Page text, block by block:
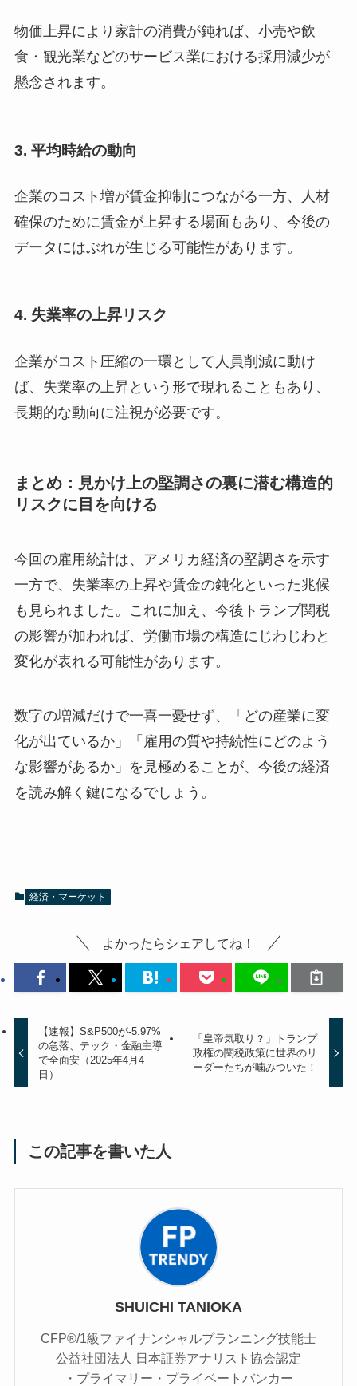
物価上昇により家計の消費が鈍れば、小売や飲
食・観光業などのサービス業における採用減少が
懸念されます。
3. 平均時給の動向
企業のコスト増が賃金抑制につながる一方、人材
確保のために賃金が上昇する場面もあり、今後の
データにはぶれが生じる可能性があります。
4. 失業率の上昇リスク
企業がコスト圧縮の一環として人員削減に動け
ば、失業率の上昇という形で現れることもあり、
長期的な動向に注視が必要です。
まとめ：見かけ上の堅調さの裏に潜む構造的
リスクに目を向ける
今回の雇用統計は、アメリカ経済の堅調さを示す
一方で、失業率の上昇や賃金の鈍化といった兆候
も見られました。これに加え、今後トランプ関税
の影響が加われば、労働市場の構造にじわじわと
変化が表れる可能性があります。
数字の増減だけで一喜一憂せず、「どの産業に変
化が出ているか」「雇用の質や持続性にどのよう
な影響があるか」を見極めることが、今後の経済
を読み解く鍵になるでしょう。
経済・マーケット
よかったらシェアしてね！
【速報】S&P500が-5.97%
の急落、テック・金融主導
で全面安（2025年4月4
日）
「皇帝気取り？」トランプ
政権の関税政策に世界のリ
ーダーたちが噛みついた！
この記事を書いた人
SHUICHI TANIOKA
CFP®/1級ファイナンシャルプランニング技能士
公益社団法人 日本証券アナリスト協会認定
・プライマリー・プライベートバンカー